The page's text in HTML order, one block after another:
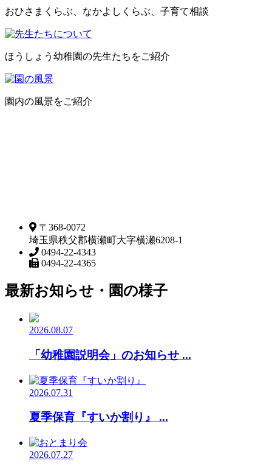
おひさまくらぶ、なかよしくらぶ、子育て相談
ほうしょう幼稚園の先生たちをご紹介
園内の風景をご紹介
〒368-0072
埼玉県秩父郡横瀬町大字横瀬6208-1
0494-22-4343
0494-22-4365
最新お知らせ・園の様子
2026.08.07
「幼稚園説明会」のお知らせ ...
2026.07.31
夏季保育『すいか割り』 ...
2026.07.27